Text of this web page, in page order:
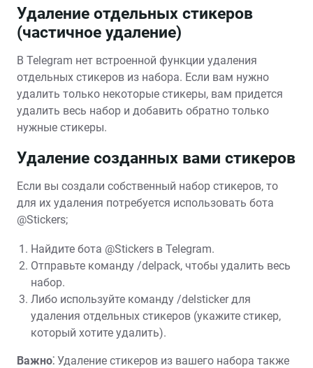
Удаление отдельных стикеров
(частичное удаление)
В Telegram нет встроенной функции удаления
отдельных стикеров из набора. Если вам нужно
удалить только некоторые стикеры, вам придется
удалить весь набор и добавить обратно только
нужные стикеры.
Удаление созданных вами стикеров
Если вы создали собственный набор стикеров, то
для их удаления потребуется использовать бота
@Stickers;
Найдите бота @Stickers в Telegram.
Отправьте команду /delpack, чтобы удалить весь
набор.
Либо используйте команду /delsticker для
удаления отдельных стикеров (укажите стикер,
который хотите удалить).
Важно⁚ Удаление стикеров из вашего набора также